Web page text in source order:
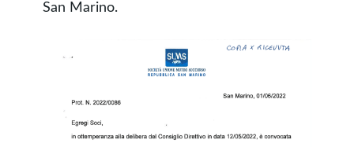
San Marino.